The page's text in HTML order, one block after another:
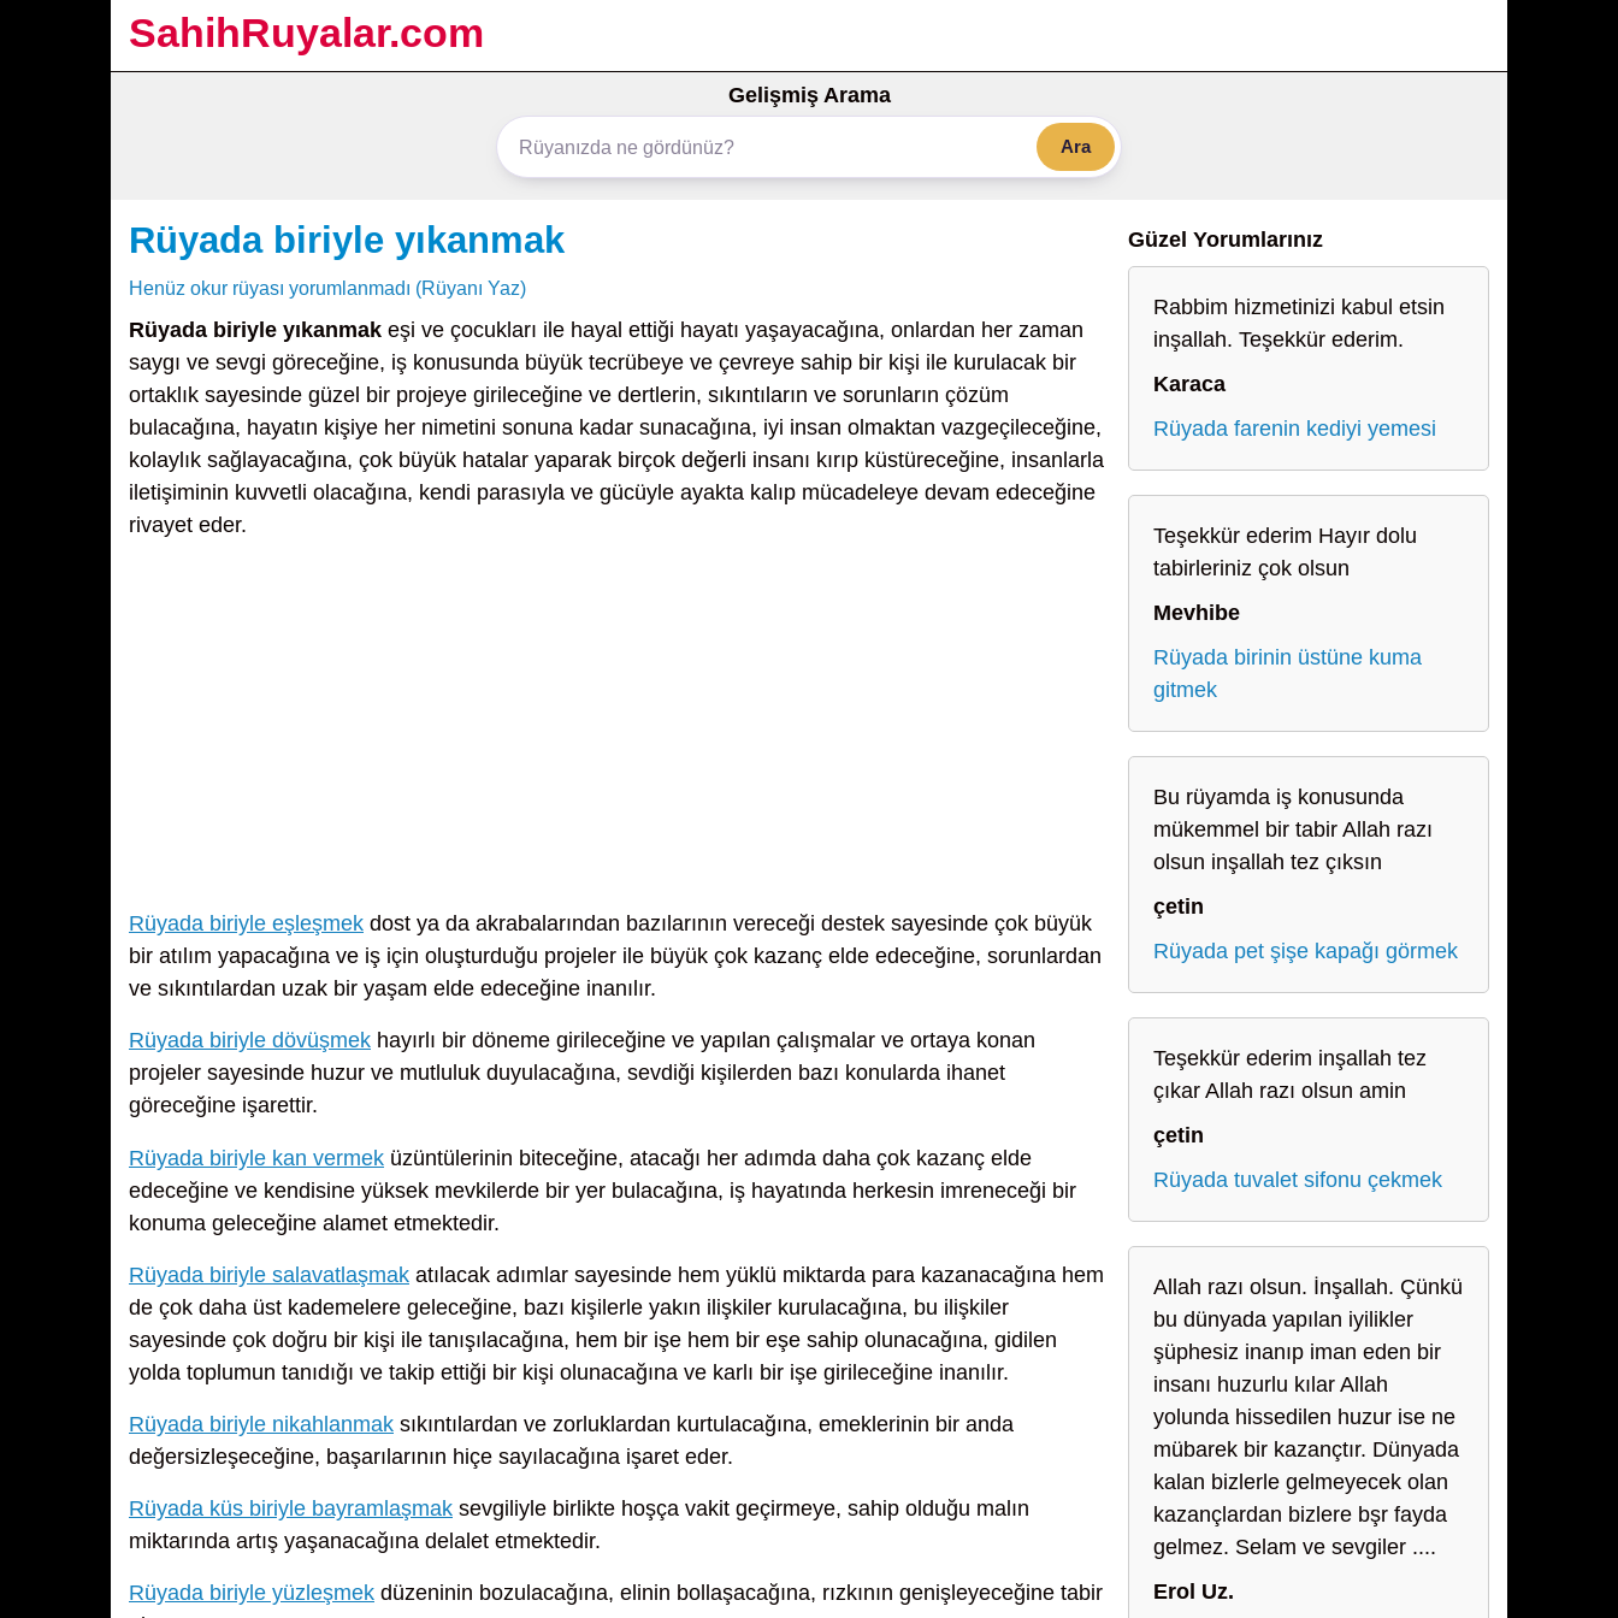
SahihRuyalar.com
Gelişmiş Arama
Ara
Rüyada biriyle yıkanmak
Henüz okur rüyası yorumlanmadı (Rüyanı Yaz)
Rüyada biriyle yıkanmak eşi ve çocukları ile hayal ettiği hayatı yaşayacağına, onlardan her zaman
saygı ve sevgi göreceğine, iş konusunda büyük tecrübeye ve çevreye sahip bir kişi ile kurulacak bir
ortaklık sayesinde güzel bir projeye girileceğine ve dertlerin, sıkıntıların ve sorunların çözüm
bulacağına, hayatın kişiye her nimetini sonuna kadar sunacağına, iyi insan olmaktan vazgeçileceğine,
kolaylık sağlayacağına, çok büyük hatalar yaparak birçok değerli insanı kırıp küstüreceğine, insanlarla
iletişiminin kuvvetli olacağına, kendi parasıyla ve gücüyle ayakta kalıp mücadeleye devam edeceğine
rivayet eder.
Rüyada biriyle eşleşmek dost ya da akrabalarından bazılarının vereceği destek sayesinde çok büyük
bir atılım yapacağına ve iş için oluşturduğu projeler ile büyük çok kazanç elde edeceğine, sorunlardan
ve sıkıntılardan uzak bir yaşam elde edeceğine inanılır.
Rüyada biriyle dövüşmek hayırlı bir döneme girileceğine ve yapılan çalışmalar ve ortaya konan
projeler sayesinde huzur ve mutluluk duyulacağına, sevdiği kişilerden bazı konularda ihanet
göreceğine işarettir.
Rüyada biriyle kan vermek üzüntülerinin biteceğine, atacağı her adımda daha çok kazanç elde
edeceğine ve kendisine yüksek mevkilerde bir yer bulacağına, iş hayatında herkesin imreneceği bir
konuma geleceğine alamet etmektedir.
Rüyada biriyle salavatlaşmak atılacak adımlar sayesinde hem yüklü miktarda para kazanacağına hem
de çok daha üst kademelere geleceğine, bazı kişilerle yakın ilişkiler kurulacağına, bu ilişkiler
sayesinde çok doğru bir kişi ile tanışılacağına, hem bir işe hem bir eşe sahip olunacağına, gidilen
yolda toplumun tanıdığı ve takip ettiği bir kişi olunacağına ve karlı bir işe girileceğine inanılır.
Rüyada biriyle nikahlanmak sıkıntılardan ve zorluklardan kurtulacağına, emeklerinin bir anda
değersizleşeceğine, başarılarının hiçe sayılacağına işaret eder.
Rüyada küs biriyle bayramlaşmak sevgiliyle birlikte hoşça vakit geçirmeye, sahip olduğu malın
miktarında artış yaşanacağına delalet etmektedir.
Rüyada biriyle yüzleşmek düzeninin bozulacağına, elinin bollaşacağına, rızkının genişleyeceğine tabir
Güzel Yorumlarınız
Rabbim hizmetinizi kabul etsin
inşallah. Teşekkür ederim.
Karaca
Rüyada farenin kediyi yemesi
Teşekkür ederim Hayır dolu
tabirleriniz çok olsun
Mevhibe
Rüyada birinin üstüne kuma
gitmek
Bu rüyamda iş konusunda
mükemmel bir tabir Allah razı
olsun inşallah tez çıksın
çetin
Rüyada pet şişe kapağı görmek
Teşekkür ederim inşallah tez
çıkar Allah razı olsun amin
çetin
Rüyada tuvalet sifonu çekmek
Allah razı olsun. İnşallah. Çünkü
bu dünyada yapılan iyilikler
şüphesiz inanıp iman eden bir
insanı huzurlu kılar Allah
yolunda hissedilen huzur ise ne
mübarek bir kazançtır. Dünyada
kalan bizlerle gelmeyecek olan
kazançlardan bizlere bşr fayda
gelmez. Selam ve sevgiler ....
Erol Uz.